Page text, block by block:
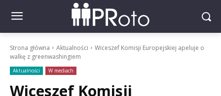
Strona główna Aktualności
Wiceszef Komisji Europejskiej apeluje o
walkę z greenwashingiem
Aktualności W mediach
Wiceszef Komisji